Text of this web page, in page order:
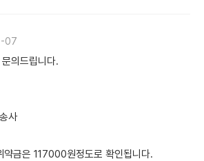
07
의드립니다.
사
약금은 117000원정도로 확인됩니다.